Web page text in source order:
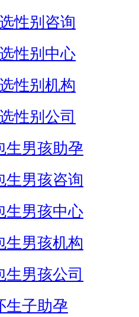
性别咨询
性别中心
性别机构
性别公司
生男孩助孕
生男孩咨询
生男孩中心
生男孩机构
生男孩公司
生子助孕